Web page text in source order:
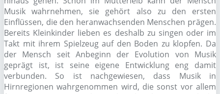
Musik wahrnehmen, sie gehört also zu den ersten
Einflüssen, die den heranwachsenden Menschen prägen.
Bereits Kleinkinder lieben es deshalb zu singen oder im
Takt mit ihrem Spielzeug auf den Boden zu klopfen. Da
der Mensch seit Anbeginn der Evolution von Musik
geprägt ist, ist seine eigene Entwicklung eng damit
verbunden. So ist nachgewiesen, dass Musik in
Hirnregionen wahrgenommen wird, die sonst vor allem